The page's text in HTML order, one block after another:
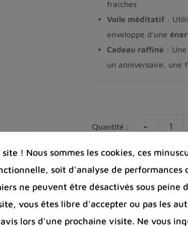
fraîches
Voile méditatif:
enveloppe d’une
Cadeau raffiné :
un anniversaire, une
Quantité : -
Ajouter à la
! Nous sommes les cookies, ces
soit d'analyse de performances
ne peuvent être désactivés sous peine
vous êtes libre d'accepter ou pas les
lors d'une prochaine visite. Ne vous